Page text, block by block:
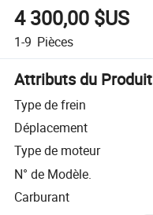
4 300,00 $US
1-9 Pièces
Attributs du Produit
Type de frein
Déplacement
Type de moteur
N° de Modèle.
Carburant